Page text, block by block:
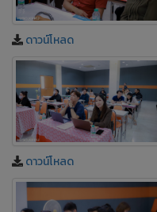
ดาวน์โหลด
ดาวน์โหลด